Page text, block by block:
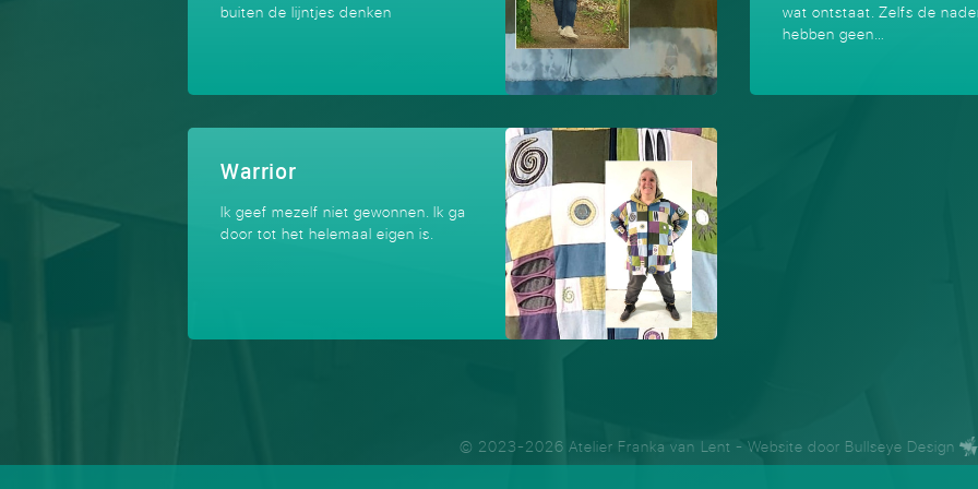
buiten de lijntjes denken
wat ontstaat. Zelfs de
hebben geen…
Warrior
Ik geef mezelf niet gewonnen. Ik ga
door tot het helemaal eigen is.
© 2023-2026 Atelier Franka van Lent - Website door Bullseye Design